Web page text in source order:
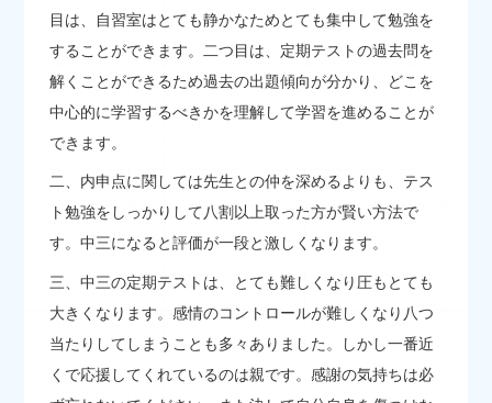
目は、自習室はとても静かなためとても集中して勉強を
することができます。二つ目は、定期テストの過去問を
解くことができるため過去の出題傾向が分かり、どこを
中心的に学習するべきかを理解して学習を進めることが
できます。
二、内申点に関しては先生との仲を深めるよりも、テス
ト勉強をしっかりして八割以上取った方が賢い方法で
す。中三になると評価が一段と激しくなります。
三、中三の定期テストは、とても難しくなり圧もとても
大きくなります。感情のコントロールが難しくなり八つ
当たりしてしまうことも多々ありました。しかし一番近
くで応援してくれているのは親です。感謝の気持ちは必